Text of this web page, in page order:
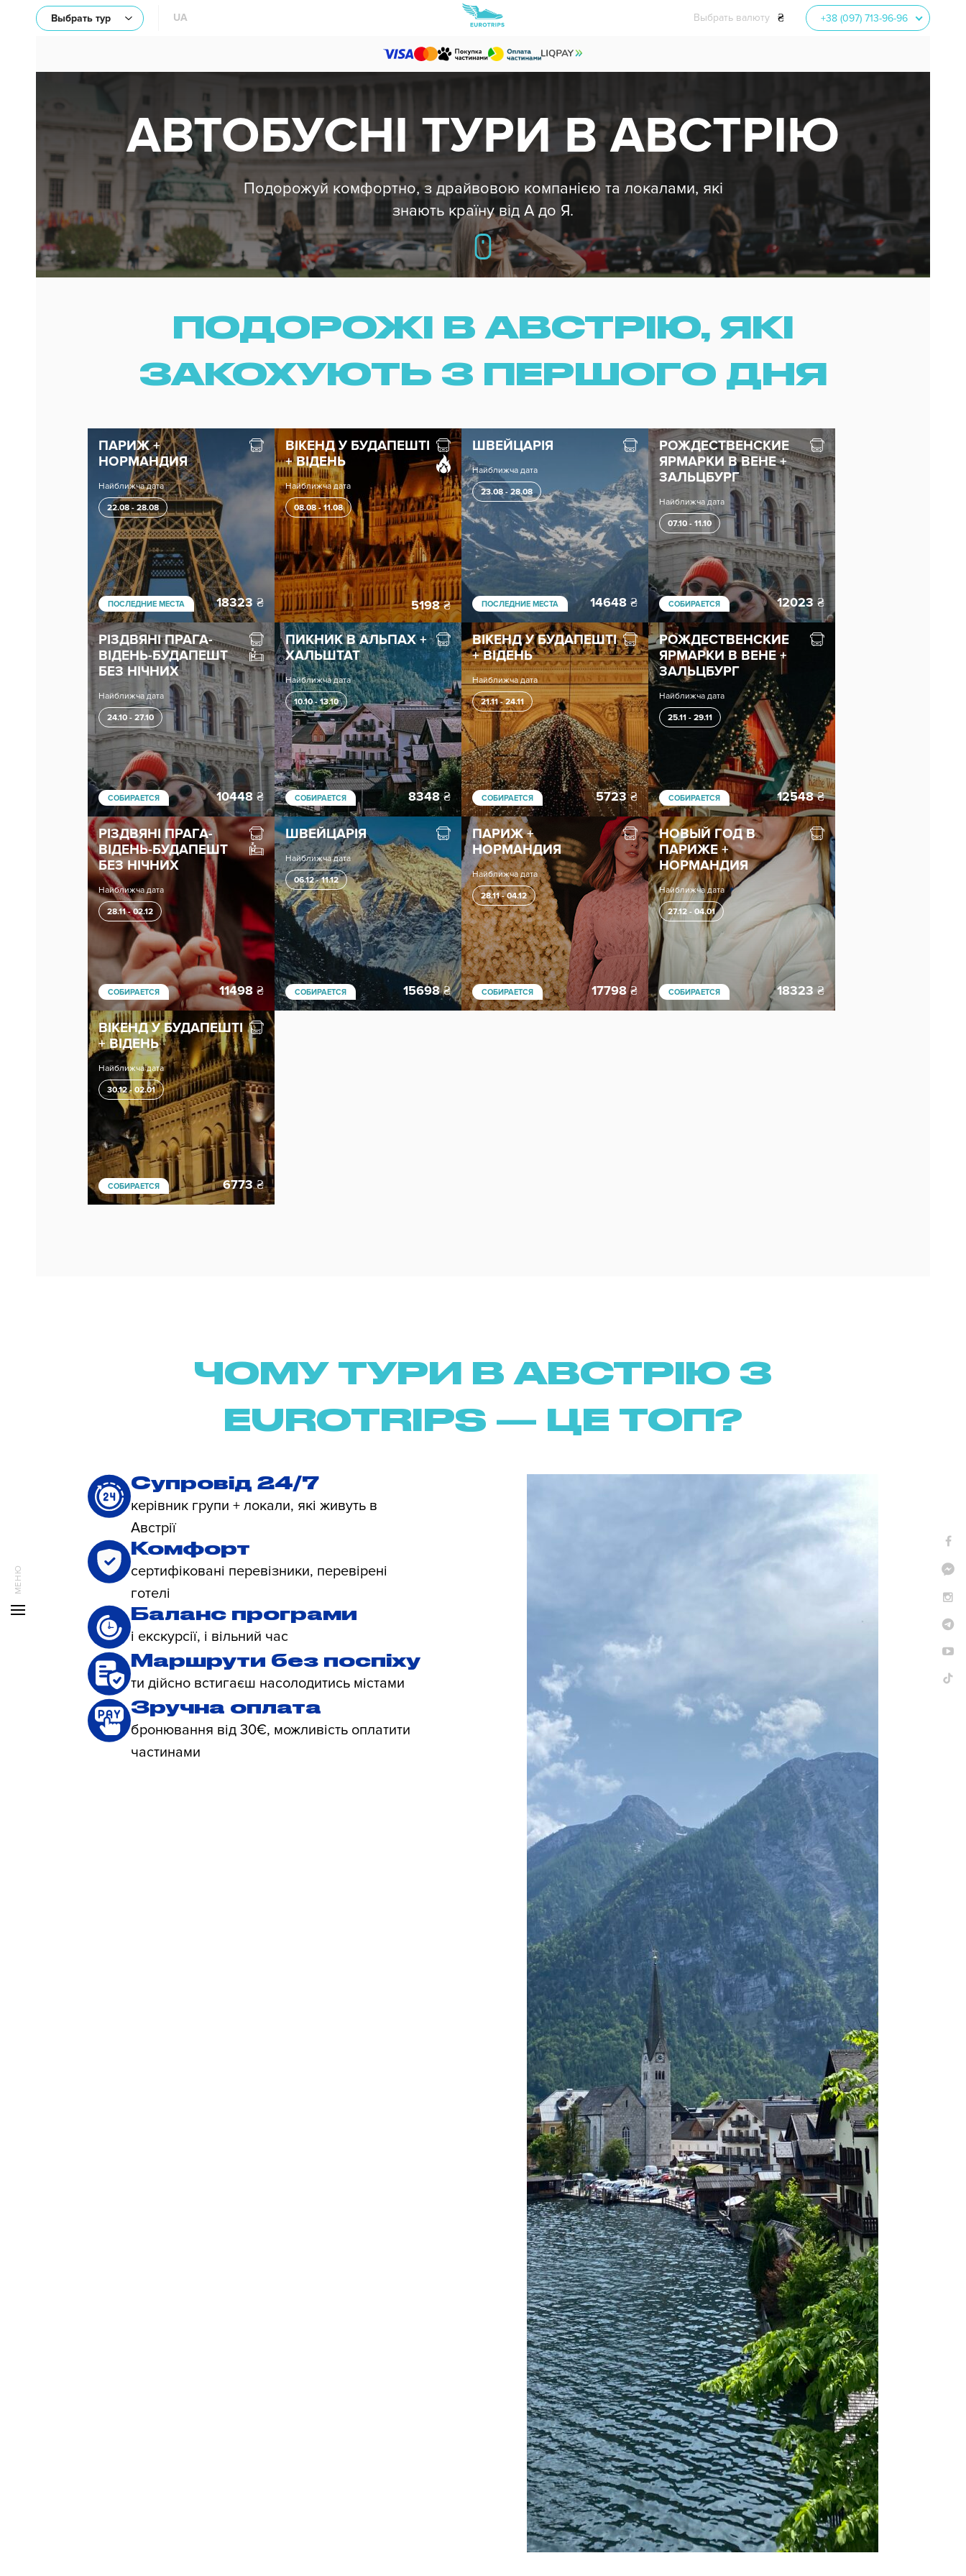
UA
Выбрать тур Выбрать валюту ₴ +38 (097) 713-96-96
АВТОБУСНІ ТУРИ В АВСТРІЮ
Подорожуй комфортно, з драйвовою компанією та локалами, які
знають країну від А до Я.
ПОДОРОЖІ В АВСТРІЮ, ЯКІ
ЗАКОХУЮТЬ З ПЕРШОГО ДНЯ
ПАРИЖ +
НОРМАНДИЯ
Найближча дата
22.08 - 28.08
ПОСЛЕДНИЕ МЕСТА 18323₴
ВІКЕНД У БУДАПЕШТІ
+ ВІДЕНЬ
Найближча дата
08.08 - 11.08
5198₴
ШВЕЙЦАРІЯ
Найближча дата
23.08 - 28.08
ПОСЛЕДНИЕ МЕСТА 14648 ₴
РОЖДЕСТВЕНСКИЕ
ЯРМАРКИ В ВЕНЕ +
ЗАЛЬЦБУРГ
Найближча дата
07.10 - 11.10
СОБИРАЕТСЯ 12023 ₴
РІЗДВЯНІ ПРАГА-
ВІДЕНЬ-БУДАПЕШТ
БЕЗ НІЧНИХ
Найближча дата
24.10 - 27.10
СОБИРАЕТСЯ 10448 ₴
ПИКНИК В АЛЬПАХ +
ХАЛЬШТАТ
Найближча дата
10.10 - 13.10
СОБИРАЕТСЯ 8348₴
ВІКЕНД У БУДАПЕШТІ
+ ВІДЕНЬ
Найближча дата
21.11 - 24.11
СОБИРАЕТСЯ 5723₴
РОЖДЕСТВЕНСКИЕ
ЯРМАРКИ В ВЕНЕ +
ЗАЛЬЦБУРГ
Найближча дата
25.11 - 29.11
СОБИРАЕТСЯ 12548₴
РІЗДВЯНІ ПРАГА-
ВІДЕНЬ-БУДАПЕШТ
БЕЗ НІЧНИХ
Найближча дата
28.11 - 02.12
СОБИРАЕТСЯ 11498 ₴
ШВЕЙЦАРІЯ
Найближча дата
06.12 - 11.12
СОБИРАЕТСЯ 15698₴
ПАРИЖ +
НОРМАНДИЯ
Найближча дата
28.11 - 04.12
СОБИРАЕТСЯ 17798₴
НОВЫЙ ГОД В
ПАРИЖЕ +
НОРМАНДИЯ
Найближча дата
27.12 - 04.01
СОБИРАЕТСЯ 18323 ₴
ВІКЕНД У БУДАПЕШТІ
+ ВІДЕНЬ
Найближча дата
30.12 - 02.01
СОБИРАЕТСЯ 6773₴
ЧОМУ ТУРИ В АВСТРІЮ З
EUROTRIPS — ЦЕ ТОП?
Супровід 24/7
керівник групи + локали, які живуть в
Австрії
Комфорт
сертифіковані перевізники, перевірені
готелі
Баланс програми
і екскурсії, і вільний час
Маршрути без поспіху
ти дійсно встигаєш насолодитись містами
Зручна оплата
бронювання від 30€, можливість оплатити
частинами